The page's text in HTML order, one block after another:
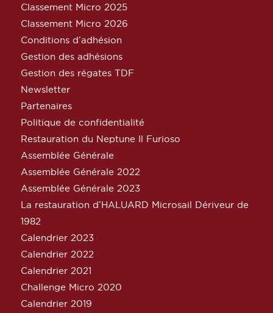
Classement Micro 2025
Classement Micro 2026
Conditions d’adhésion
Gestion des adhésions
Gestion des régates TDF
Newsletter
Partenaires
Politique de confidentialité
Restauration du Neptune Il Furioso
Assemblée Générale
Assemblée Générale 2022
Assemblée Générale 2023
La restauration d’HALUARD Microsail Dériveur de
1982
Calendrier 2023
Calendrier 2022
Calendrier 2021
Challenge Micro 2020
Calendrier 2019